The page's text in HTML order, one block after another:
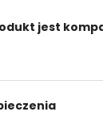
jest